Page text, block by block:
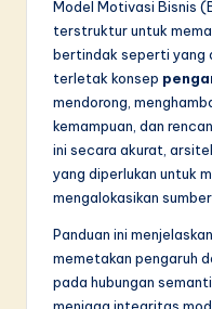
si
L
Model Motivasi Bisnis
terstruktur untuk
bertindak seperti yang
terletak konsep
mendorong,
kemampuan, dan
ini secara akurat,
yang diperlukan untuk
mengalokasikan
Panduan ini
memetakan pengaruh
pada hubungan
menjaga integritas